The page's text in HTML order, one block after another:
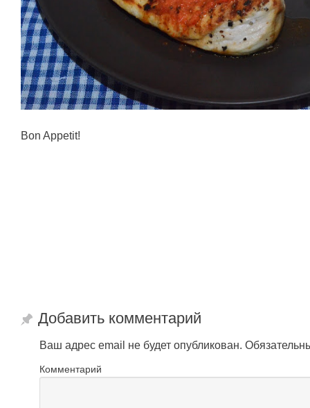
Bon Appetit!
Добавить комментарий
Ваш адрес email не будет опубликован.
Комментарий